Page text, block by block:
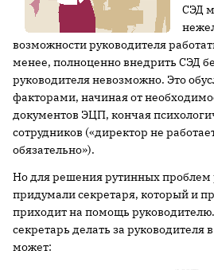
СЭД
возможности руководителя
менее, полноценно внедрить СЭД
руководителя невозможно. Это
факторами, начиная от
документов ЭЦП, кончая
сотрудников («директор не
обязательно»).
Но для решения рутинных проблем
придумали секретаря, который и
приходит на помощь
секретарь делать за руководителя
может: